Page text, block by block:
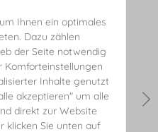
Ihnen ein optimales
Dazu zählen
der Seite notwendig
Komforteinstellungen
Inhalte genutzt
akzeptieren" um alle
direkt zur Website
klicken Sie unten auf